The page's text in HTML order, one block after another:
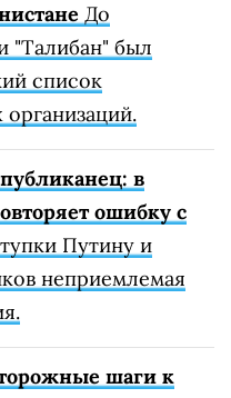
До
"Талибан" был
список
в
ошибку с
Путину и
неприемлемая
шаги к